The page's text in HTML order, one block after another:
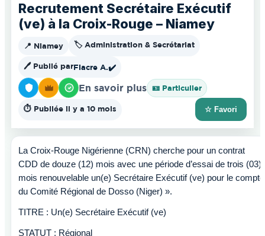
Recrutement Secrétaire Exécutif
(ve) à la Croix-Rouge – Niamey
📍 Niamey 🏷️ Administration & Secrétariat
🖊️ Publié parFiacre A.✔️
En savoir plus 🪪 Particulier
⏱️ Publiée il y a 10 mois ☆ Favori
La Croix-Rouge Nigérienne (CRN) cherche pour un contrat
CDD de douze (12) mois avec une période d’essai de trois (03)
mois renouvelable un(e) Secrétaire Exécutif (ve) pour le compte
du Comité Régional de Dosso (Niger) ».
TITRE : Un(e) Secrétaire Exécutif (ve)
STATUT : Régional